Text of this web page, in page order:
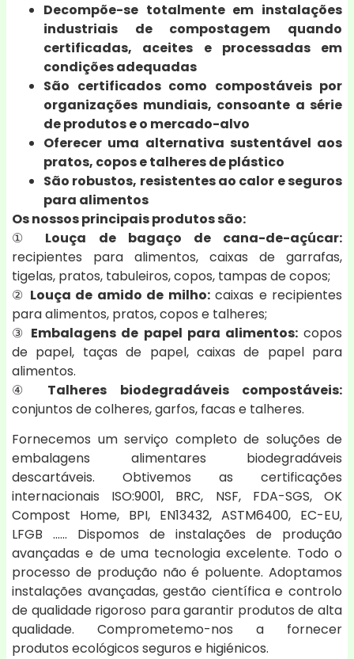
Decompõe-se totalmente em instalações
industriais de compostagem quando
certificadas, aceites e processadas em
condições adequadas
São certificados como compostáveis por
organizações mundiais, consoante a série
de produtos e o mercado-alvo
Oferecer uma alternativa sustentável aos
pratos, copos e talheres de plástico
São robustos, resistentes ao calor e seguros
para alimentos
Os nossos principais produtos são:
① Louça de bagaço de cana-de-açúcar:
recipientes para alimentos, caixas de garrafas,
tigelas, pratos, tabuleiros, copos, tampas de copos;
② Louça de amido de milho:caixas e recipientes
para alimentos, pratos, copos e talheres;
③ Embalagens de papel para alimentos:copos
de papel, taças de papel, caixas de papel para
alimentos.
④ Talheres biodegradáveis compostáveis:
conjuntos de colheres, garfos, facas e talheres.
Fornecemos um serviço completo de soluções de
embalagens alimentares biodegradáveis
descartáveis. Obtivemos as certificações
internacionais ISO:9001, BRC, NSF, FDA-SGS, OK
Compost Home, BPI, EN13432, ASTM6400, EC-EU,
LFGB ...... Dispomos de instalações de produção
avançadas e de uma tecnologia excelente. Todo o
processo de produção não é poluente. Adoptamos
instalações avançadas, gestão científica e controlo
de qualidade rigoroso para garantir produtos de alta
qualidade. Comprometemo-nos a fornecer
produtos ecológicos seguros e higiénicos.